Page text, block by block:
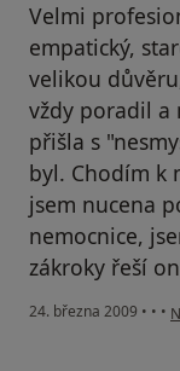
Velmi
empatický,
velikou
vždy poradil a
přišla s
byl. Chodím k
jsem nucena
nemocnice,
zákroky řeší
24. března 2009 • • •